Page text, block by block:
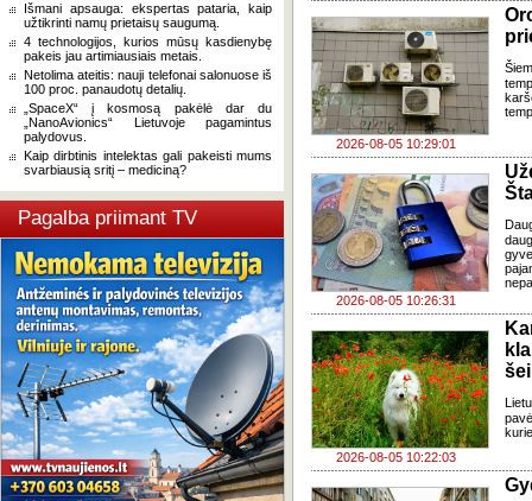
Išmani apsauga: ekspertas pataria, kaip
užtikrinti namų prietaisų saugumą.
4 technologijos, kurios mūsų kasdienybę
pakeis jau artimiausiais metais.
Netolima ateitis: nauji telefonai salonuose iš
100 proc. panaudotų detalių.
„SpaceX“ į kosmosą pakėlė dar du
„NanoAvionics“ Lietuvoje pagamintus
palydovus.
Kaip dirbtinis intelektas gali pakeisti mums
svarbiausią sritį – mediciną?
Pagalba priimant TV
2026-08-05 10:29:01
2026-08-05 10:26:31
2026-08-05 10:22:03